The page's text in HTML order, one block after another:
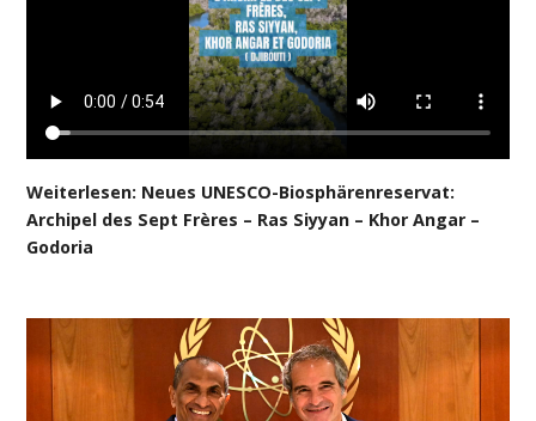
Weiterlesen: Neues UNESCO-Biosphärenreservat:
Archipel des Sept Frères – Ras Siyyan – Khor Angar –
Godoria